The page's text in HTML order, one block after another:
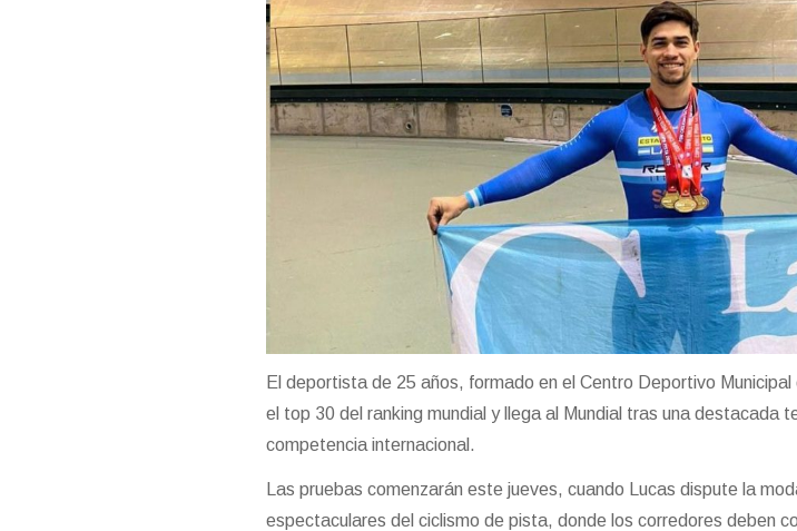
El deportista de 25 años, formado en el Centro Deportivo
el top 30 del ranking mundial y llega al Mundial tras una destacada
competencia internacional.
Las pruebas comenzarán este jueves, cuando Lucas dispute la
espectaculares del ciclismo de pista, donde los corredores deben